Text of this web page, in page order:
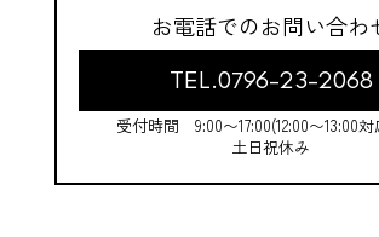
お電話でのお問い合わ
TEL.0796-23-2068
受付時間 9:00〜17:00(12:00〜13:00
土日祝休み